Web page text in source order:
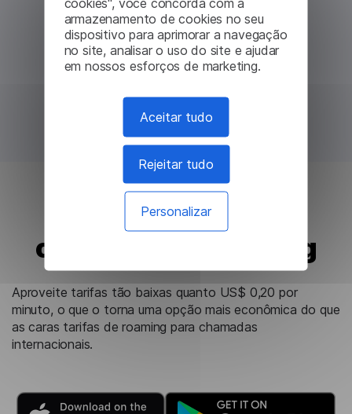
armazenamento de cookies no seu
dispositivo para aprimorar a navegação
no site, analisar o uso do site e ajudar
em nossos esforços de marketing.
Aceitar tudo
Rejeitar tudo
Personalizar
Mais barato que
chamadas em roaming
Aproveite tarifas tão baixas quanto US$ 0,20 por
minuto, o que o torna uma opção mais econômica do que
as caras tarifas de roaming para chamadas
internacionais.